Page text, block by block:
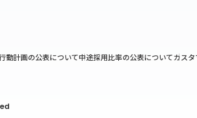
動計画の公表について中途採用比率の公表についてカス